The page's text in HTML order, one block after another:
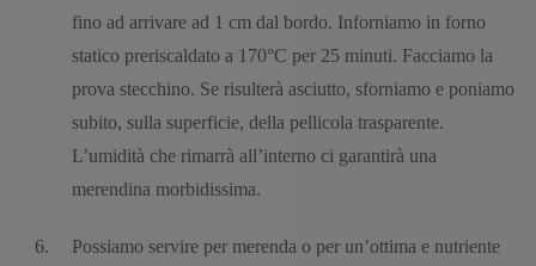
fino ad arrivare ad 1 cm dal bordo. Inforniamo in forno
statico preriscaldato a 170°C per 25 minuti. Facciamo la
prova stecchino. Se risulterà asciutto, sforniamo e poniamo
subito, sulla superficie, della pellicola trasparente.
L’umidità che rimarrà all’interno ci garantirà una
merendina morbidissima.
Possiamo servire per merenda o per un’ottima e nutriente